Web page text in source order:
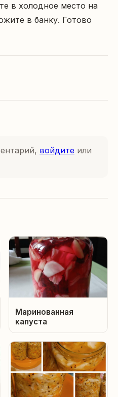
в холодное место на
в банку. Готово
войдите или
Маринованная
капуста